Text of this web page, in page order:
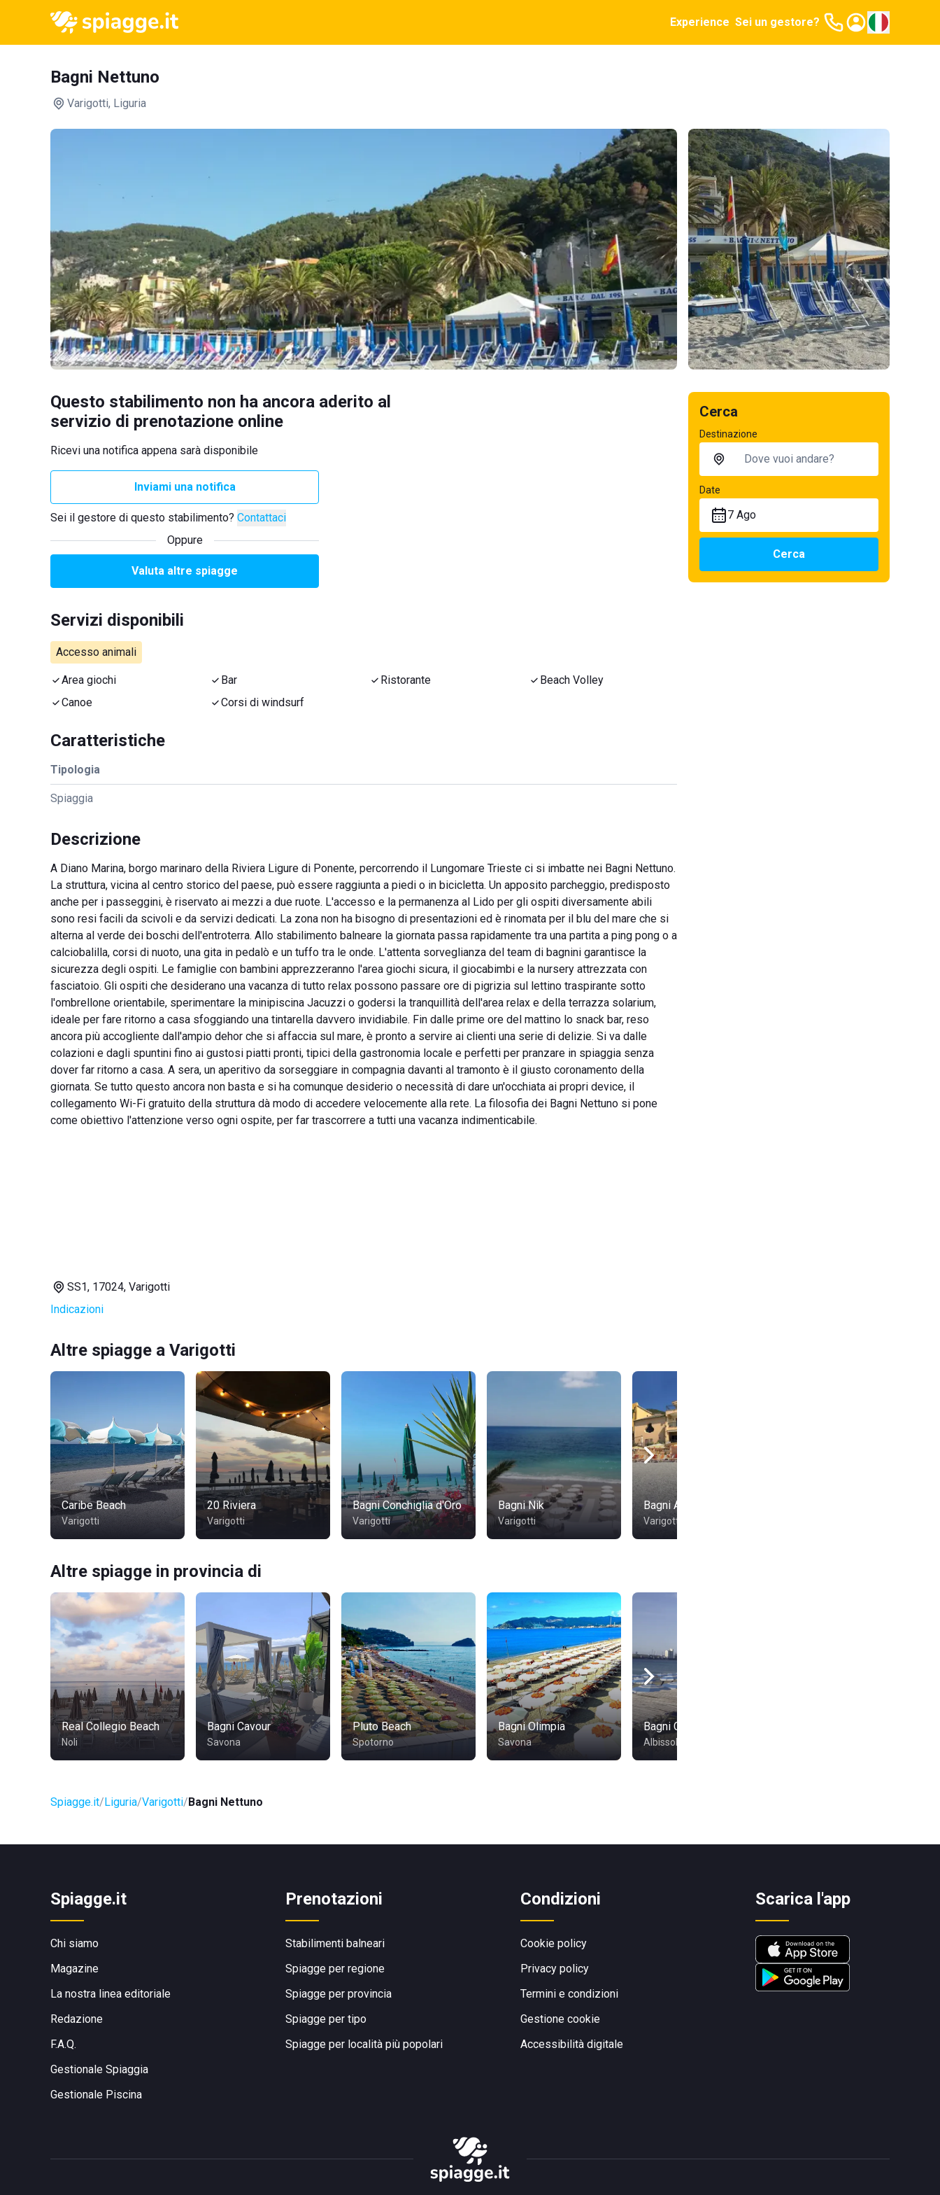
Experience Sei un gestore?
Bagni Nettuno
Varigotti, Liguria
Questo stabilimento non ha ancora aderito al
servizio di prenotazione online
Ricevi una notifica appena sarà disponibile
Inviami una notifica
Sei il gestore di questo stabilimento? Contattaci
Oppure
Valuta altre spiagge
Servizi disponibili
Accesso animali
Area giochi Bar Ristorante
Beach Volley
Canoe
Corsi di windsurf
Caratteristiche
Tipologia
Spiaggia
Descrizione
A Diano Marina, borgo marinaro della Riviera Ligure di Ponente, percorrendo il Lungomare Trieste ci si imbatte nei Bagni Nettuno.
La struttura, vicina al centro storico del paese, può essere raggiunta a piedi o in bicicletta. Un apposito parcheggio, predisposto
anche per i passeggini, è riservato ai mezzi a due ruote. L'accesso e la permanenza al Lido per gli ospiti diversamente abili
sono resi facili da scivoli e da servizi dedicati. La zona non ha bisogno di presentazioni ed è rinomata per il blu del mare che si
alterna al verde dei boschi dell'entroterra. Allo stabilimento balneare la giornata passa rapidamente tra una partita a ping pong o a
calciobalilla, corsi di nuoto, una gita in pedalò e un tuffo tra le onde. L'attenta sorveglianza del team di bagnini garantisce la
sicurezza degli ospiti. Le famiglie con bambini apprezzeranno l'area giochi sicura, il giocabimbi e la nursery attrezzata con
fasciatoio. Gli ospiti che desiderano una vacanza di tutto relax possono passare ore di pigrizia sul lettino traspirante sotto
l'ombrellone orientabile, sperimentare la minipiscina Jacuzzi o godersi la tranquillità dell'area relax e della terrazza solarium,
ideale per fare ritorno a casa sfoggiando una tintarella davvero invidiabile. Fin dalle prime ore del mattino lo snack bar, reso
ancora più accogliente dall'ampio dehor che si affaccia sul mare, è pronto a servire ai clienti una serie di delizie. Si va dalle
colazioni e dagli spuntini fino ai gustosi piatti pronti, tipici della gastronomia locale e perfetti per pranzare in spiaggia senza
dover far ritorno a casa. A sera, un aperitivo da sorseggiare in compagnia davanti al tramonto è il giusto coronamento della
giornata. Se tutto questo ancora non basta e si ha comunque desiderio o necessità di dare un'occhiata ai propri device, il
collegamento Wi-Fi gratuito della struttura dà modo di accedere velocemente alla rete. La filosofia dei Bagni Nettuno si pone
come obiettivo l'attenzione verso ogni ospite, per far trascorrere a tutti una vacanza indimenticabile.
SS1, 17024, Varigotti
Indicazioni
Altre spiagge a Varigotti
Caribe Beach
Varigotti
20 Riviera
Varigotti
Bagni Conchiglia d'Oro
Varigotti
Bagni Nik
Varigotti
Bagni Al Saraceno
Varigotti
Altre spiagge in provincia di
Real Collegio Beach
Noli
Bagni Cavour
Savona
Pluto Beach
Spotorno
Bagni Olimpia
Savona
Bagni Colombo
Albissola Marina
Spiagge.it Liguria Varigotti Bagni Nettuno
Cerca
Destinazione
Date
7 Ago
Cerca
Spiagge.it
Chi siamo
Magazine
La nostra linea editoriale
Redazione
F.A.Q.
Gestionale Spiaggia
Gestionale Piscina
Prenotazioni
Stabilimenti balneari
Spiagge per regione
Spiagge per provincia
Spiagge per tipo
Spiagge per località più popolari
Condizioni
Cookie policy
Privacy policy
Termini e condizioni
Gestione cookie
Accessibilità digitale
Scarica l'app